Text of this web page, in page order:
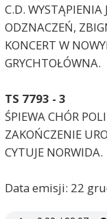
C.D. WYSTĄPIENIA
ODZNACZEŃ,
KONCERT W
GRYCHTOŁÓWNA.
TS 7793 - 3
ŚPIEWA CHÓR
ZAKOŃCZENIE
CYTUJE NORWIDA.
Data emisji: 22